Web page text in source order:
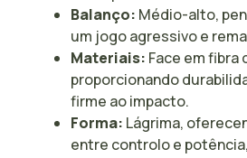
Balanço: Médio-alto,
um jogo agressivo e
Materiais: Face em fibra
proporcionando
firme ao impacto.
Forma: Lágrima,
entre controlo e